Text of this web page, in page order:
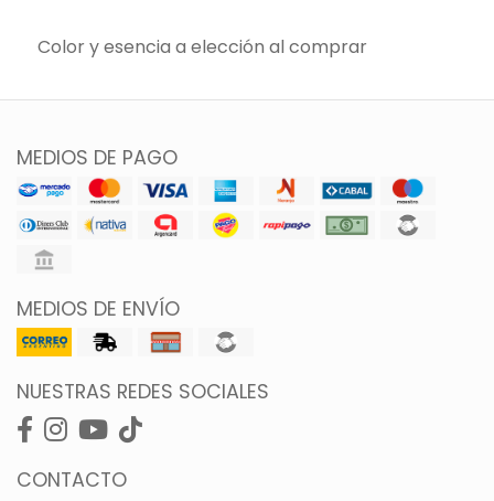
Color y esencia a elección al comprar
MEDIOS DE PAGO
MEDIOS DE ENVÍO
NUESTRAS REDES SOCIALES
CONTACTO